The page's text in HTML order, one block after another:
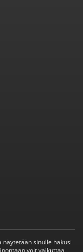
sinulle hakusi
voit vaikuttaa